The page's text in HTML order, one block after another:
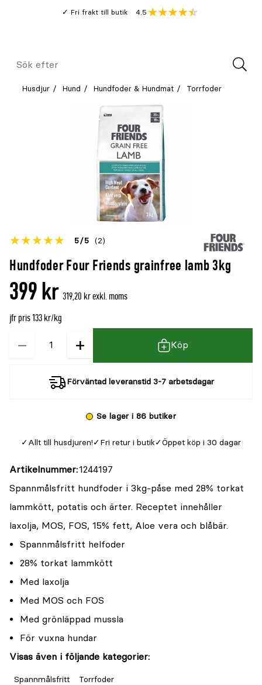
Fri frakt till butik
Genomsnitt
4.5
Meny
Sök
Husdjur Hund Hundfoder & Hundmat Torrfoder
Hundfoder Four Friends grainfree lamb 3kg
Betyget
denna
5 5 (2)
Öppna
399 kr 319,20 kr exkl. moms
jfr pris 133 kr/kg
−
Kvantitet + Köp
Förväntad leveranstid 3-7 arbetsdagar
Se lager i 86 butiker
Allt till husdjuren! Fri retur i butik Öppet köp i 30 dagar
Artikelnummer 1244197
Spannmålsfritt hundfoder i 3kg-påse med 28% torkat
lammkött, potatis och ärter. Receptet innehåller
laxolja, MOS, FOS, 15% fett, Aloe vera och blåbär.
Spannmålsfritt helfoder
28% torkat lammkött
Med laxolja
Med MOS och FOS
Med grönläppad mussla
För vuxna hundar
Visas även i följande kategorier:
Spannmålsfritt Torrfoder